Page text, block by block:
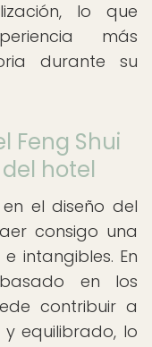
lo que
más
durante su
Feng Shui
hotel
el diseño del
consigo una
intangibles. En
en los
contribuir a
equilibrado, lo